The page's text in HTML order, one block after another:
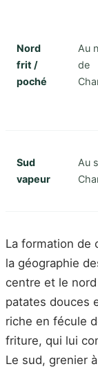
Nord
frit /
poché
Au
de
Sud
vapeur
Au
La formation de
la géographie
centre et le
patates douces
riche en fécule
friture, qui lui
Le sud, grenier